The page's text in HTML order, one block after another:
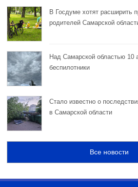
В Госдуме хотят расширить
родителей Самарской
Над Самарской областью 10
беспилотники
Стало известно о
в Самарской области
Все новости